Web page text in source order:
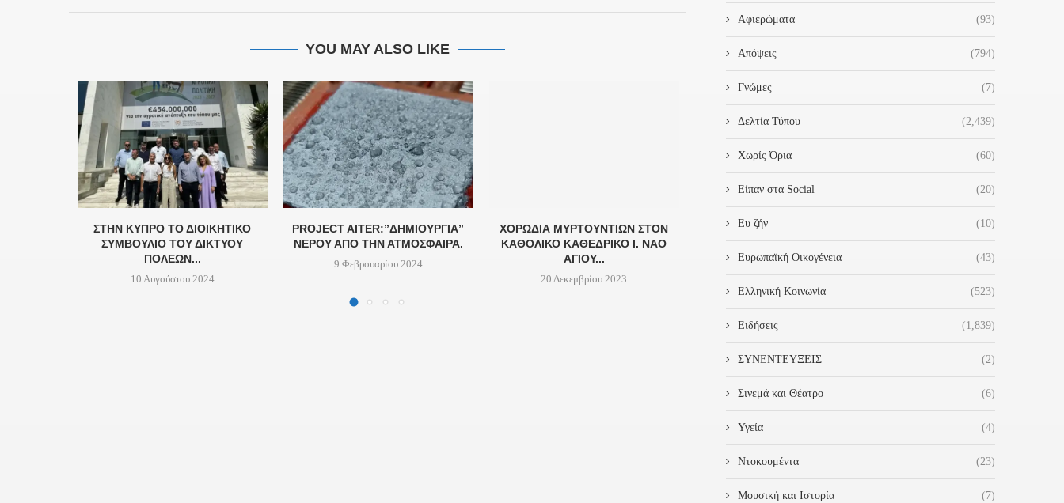
YOU MAY ALSO LIKE
ΣΤΗΝ ΚΎΠΡΟ ΤΟ ΔΙΟΙΚΗΤΙΚΌ
ΣΥΜΒΟΎΛΙΟ ΤΟΥ ΔΙΚΤΎΟΥ
ΠΌΛΕΩΝ...
10 Αυγούστου 2024
PROJECT AITER:”ΔΗΜΙΟΥΡΓΊΑ”
ΝΕΡΟΎ ΑΠΌ ΤΗΝ ΑΤΜΌΣΦΑΙΡΑ.
9 Φεβρουαρίου 2024
ΧΟΡΩΔΊΑ ΜΥΡΤΟΎΝΤΙΩΝ ΣΤΟΝ
ΚΑΘΟΛΙΚΌ ΚΑΘΕΔΡΙΚΌ Ι. ΝΑΌ
ΑΓΊΟΥ...
20 Δεκεμβρίου 2023
ΣΥΝΆΝΤΗΣΗ ΤΗΣ ΈΝΩΣΗΣ
ΣΥΝΤΑΚΤΏΝ ΕΠΑΡΧΙΑΚΟΎ ΤΎΠΟΥ
ΜΕ ΤΟΝ...
«ΠΡΌΛΗΨΗ ΤΩΝ
ΑΠΌ ΤΗΝ ΕΜΦΆΝΙΣΗ
ΥΨΗΛΏΝ...
Αφιερώματα (93)
Απόψεις (794)
Γνώμες (7)
Δελτία Τύπου (2,439)
Χωρίς Όρια (60)
Είπαν στα Social (20)
Ευ ζήν (10)
Ευρωπαϊκή Οικογένεια (43)
Ελληνική Κοινωνία (523)
Ειδήσεις (1,839)
ΣΥΝΕΝΤΕΥΞΕΙΣ (2)
Σινεμά και Θέατρο (6)
Υγεία (4)
Ντοκουμέντα (23)
Μουσική και Ιστορία (7)